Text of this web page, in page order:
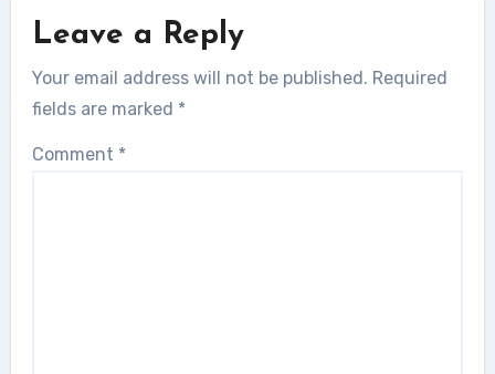
Leave a Reply
Your email address will not be published. Required
fields are marked *
Comment *